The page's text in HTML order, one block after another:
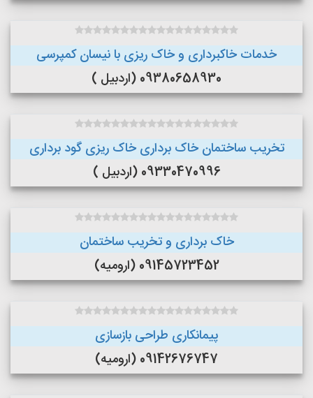
خدمات خاکبرداری و خاک ریزی با نیسان کمپرسی
09380658930 (اردبیل )
تخریب ساختمان خاک برداری خاک ریزی گود برداری
09330470996 (اردبیل )
خاک برداری و تخریب ساختمان
09145723452 (ارومیه)
پیمانکاری طراحی بازسازی
09142676747 (ارومیه)